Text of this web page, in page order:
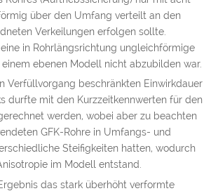
über den Umfang verteilt an den
Verkeilungen erfolgen sollte.
in Rohrlängsrichtung ungleichförmige
ebenen Modell nicht abzubilden war.
Verfüllvorgang beschränkten Einwirkdauer
durfte mit den Kurzzeitkennwerten für den
werden, wobei aber zu beachten
GFK-Rohre in Umfangs- und
Steifigkeiten hatten, wodurch
im Modell entstand.
das stark überhöht verformte